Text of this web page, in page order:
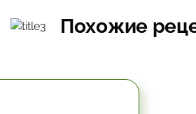
Похожие